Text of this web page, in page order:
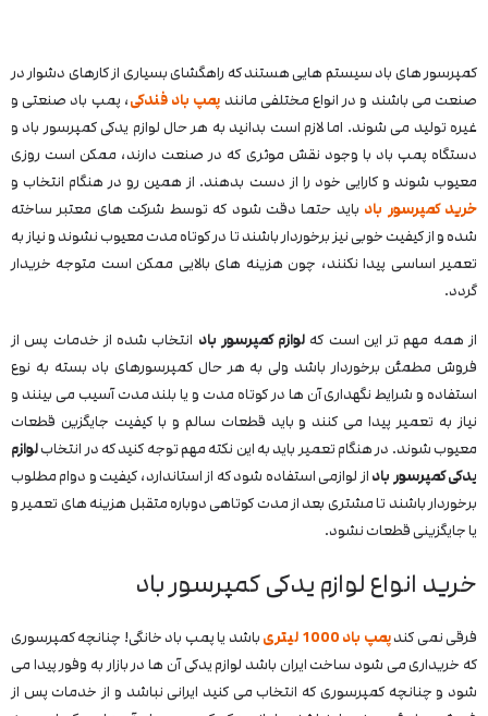
کمپرسور های باد سیستم هایی هستند که راهگشای بسیاری از کارهای دشوار در
صنعت می باشند و در انواع مختلفی مانند پمپ باد فندکی، پمپ باد صنعتی و
غیره تولید می شوند. اما لازم است بدانید به هر حال لوازم یدکی کمپرسور باد و
دستگاه پمپ باد با وجود نقش موثری که در صنعت دارند، ممکن است روزی
معیوب شوند و کارایی خود را از دست بدهند. از همین رو در هنگام انتخاب و
خرید کمپرسور باد باید حتما دقت شود که توسط شرکت های معتبر ساخته
شده و از کیفیت خوبی نیز برخوردار باشند تا در کوتاه مدت معیوب نشوند و نیاز به
تعمیر اساسی پیدا نکنند، چون هزینه های بالایی ممکن است متوجه خریدار
گردد.
از همه مهم تر این است که لوازم کمپرسور باد انتخاب شده از خدمات پس از
فروش مطمئن برخوردار باشد ولی به هر حال کمپرسورهای باد بسته به نوع
استفاده و شرایط نگهداری آن ها در کوتاه مدت و یا بلند مدت آسیب می بینند و
نیاز به تعمیر پیدا می کنند و باید قطعات سالم و با کیفیت جایگزین قطعات
معیوب شوند. در هنگام تعمیر باید به این نکته مهم توجه کنید که در انتخابلوازم
یدکی کمپرسور باد از لوازمی استفاده شود که از استاندارد، کیفیت و دوام مطلوب
برخوردار باشند تا مشتری بعد از مدت کوتاهی دوباره متقبل هزینه های تعمیر و
یا جایگزینی قطعات نشود.
خرید انواع لوازم یدکی کمپرسور باد
فرقی نمی کندپمپ باد 1000 لیتری
باشد یا پمپ باد خانگی! چنانچه کمپرسوری
که خریداری می شود ساخت ایران باشد لوازم یدکی آن ها در بازار به وفور پیدا می
شود و چنانچه کمپرسوری که انتخاب می کنید ایرانی نباشد و از خدمات پس از